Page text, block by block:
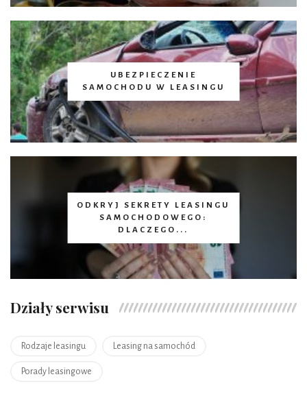
UBEZPIECZENIE
SAMOCHODU W LEASINGU
ODKRYJ SEKRETY LEASINGU
SAMOCHODOWEGO:
DLACZEGO...
Działy serwisu
Rodzaje leasingu Leasing na samochód
Porady leasingowe